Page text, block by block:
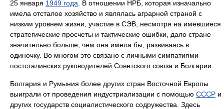
25 января 1949 года . В отношении НРБ, которая изначально
имела отсталое хозяйство и являлась аграрной страной с
низким уровнем жизни, участие в СЭВ, несмотря на имевшиеся
стратегические просчеты и тактические ошибки, дало стране
значительно больше, чем она имела бы, развиваясь в
одиночку. Во многом это связано с личными симпатиями
постсталинских руководителей Советского союза и Болгарии.
Болгария и Румыния более других стран Восточной Европы
выиграли от проведения индустриализации с помощью СССР и
других государств социалистического содружества. Здесь